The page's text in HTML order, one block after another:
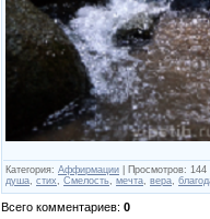
Категория: Аффирмации Просмотров: 144
душа стих Смелость мечта вера
Всего комментариев: 0